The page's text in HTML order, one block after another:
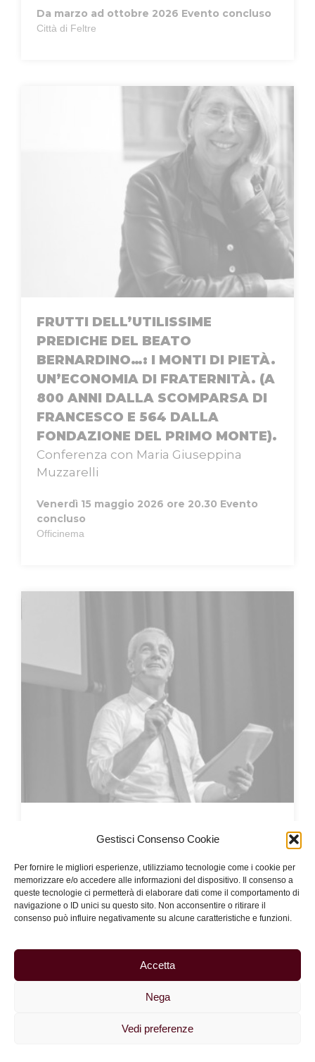
Gestisci Consenso Cookie
Per fornire le migliori esperienze, utilizziamo tecnologie come i cookie per
memorizzare e/o accedere alle informazioni del dispositivo. Il consenso a
queste tecnologie ci permetterà di elaborare dati come il comportamento di
navigazione o ID unici su questo sito. Non acconsentire o ritirare il
consenso può influire negativamente su alcune caratteristiche e funzioni.
Accetta
Nega
Vedi preferenze
Da marzo ad ottobre 2026 Evento concluso
Città di Feltre
FRUTTI DELL’UTILISSIME
PREDICHE DEL BEATO
BERNARDINO…: I MONTI DI PIETÀ.
UN’ECONOMIA DI FRATERNITÀ. (A
800 ANNI DALLA SCOMPARSA DI
FRANCESCO E 564 DALLA
FONDAZIONE DEL PRIMO MONTE).
Conferenza con Maria Giuseppina
Muzzarelli
Venerdì 15 maggio 2026 ore 20.30 Evento
concluso
Officinema
LA BELLEZZA E LA PROFEZIA DI
SAN FRANCESCO NELLA DIVINA
COMMEDIA
Venerdì 6 marzo 2026 ore 20.30 Evento
Auditorium Istituto Canossiano